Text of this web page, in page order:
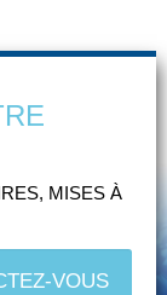
MISES À